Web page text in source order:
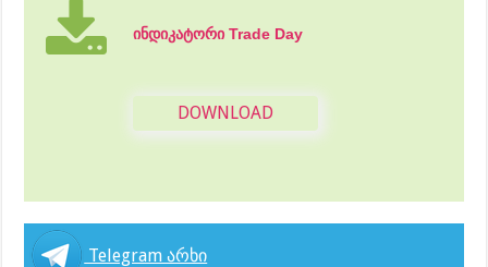
ინდიკატორი Trade Day
DOWNLOAD
Telegram არხი